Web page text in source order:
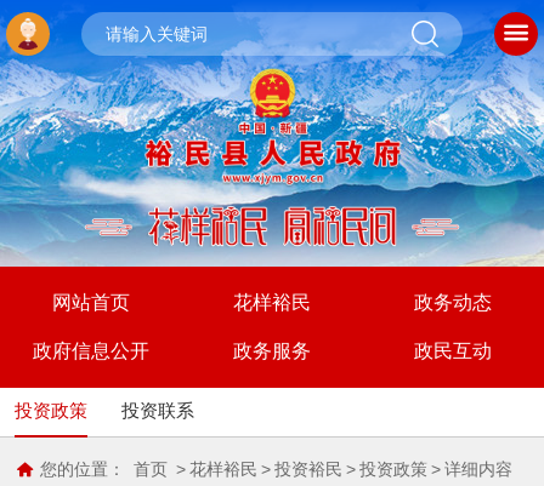
网站首页 花样裕民 政务动态
政府信息公开 政务服务 政民互动
投资政策 投资联系
您的位置： 首页 > 花样裕民 > 投资裕民 > 投资政策 > 详细内容